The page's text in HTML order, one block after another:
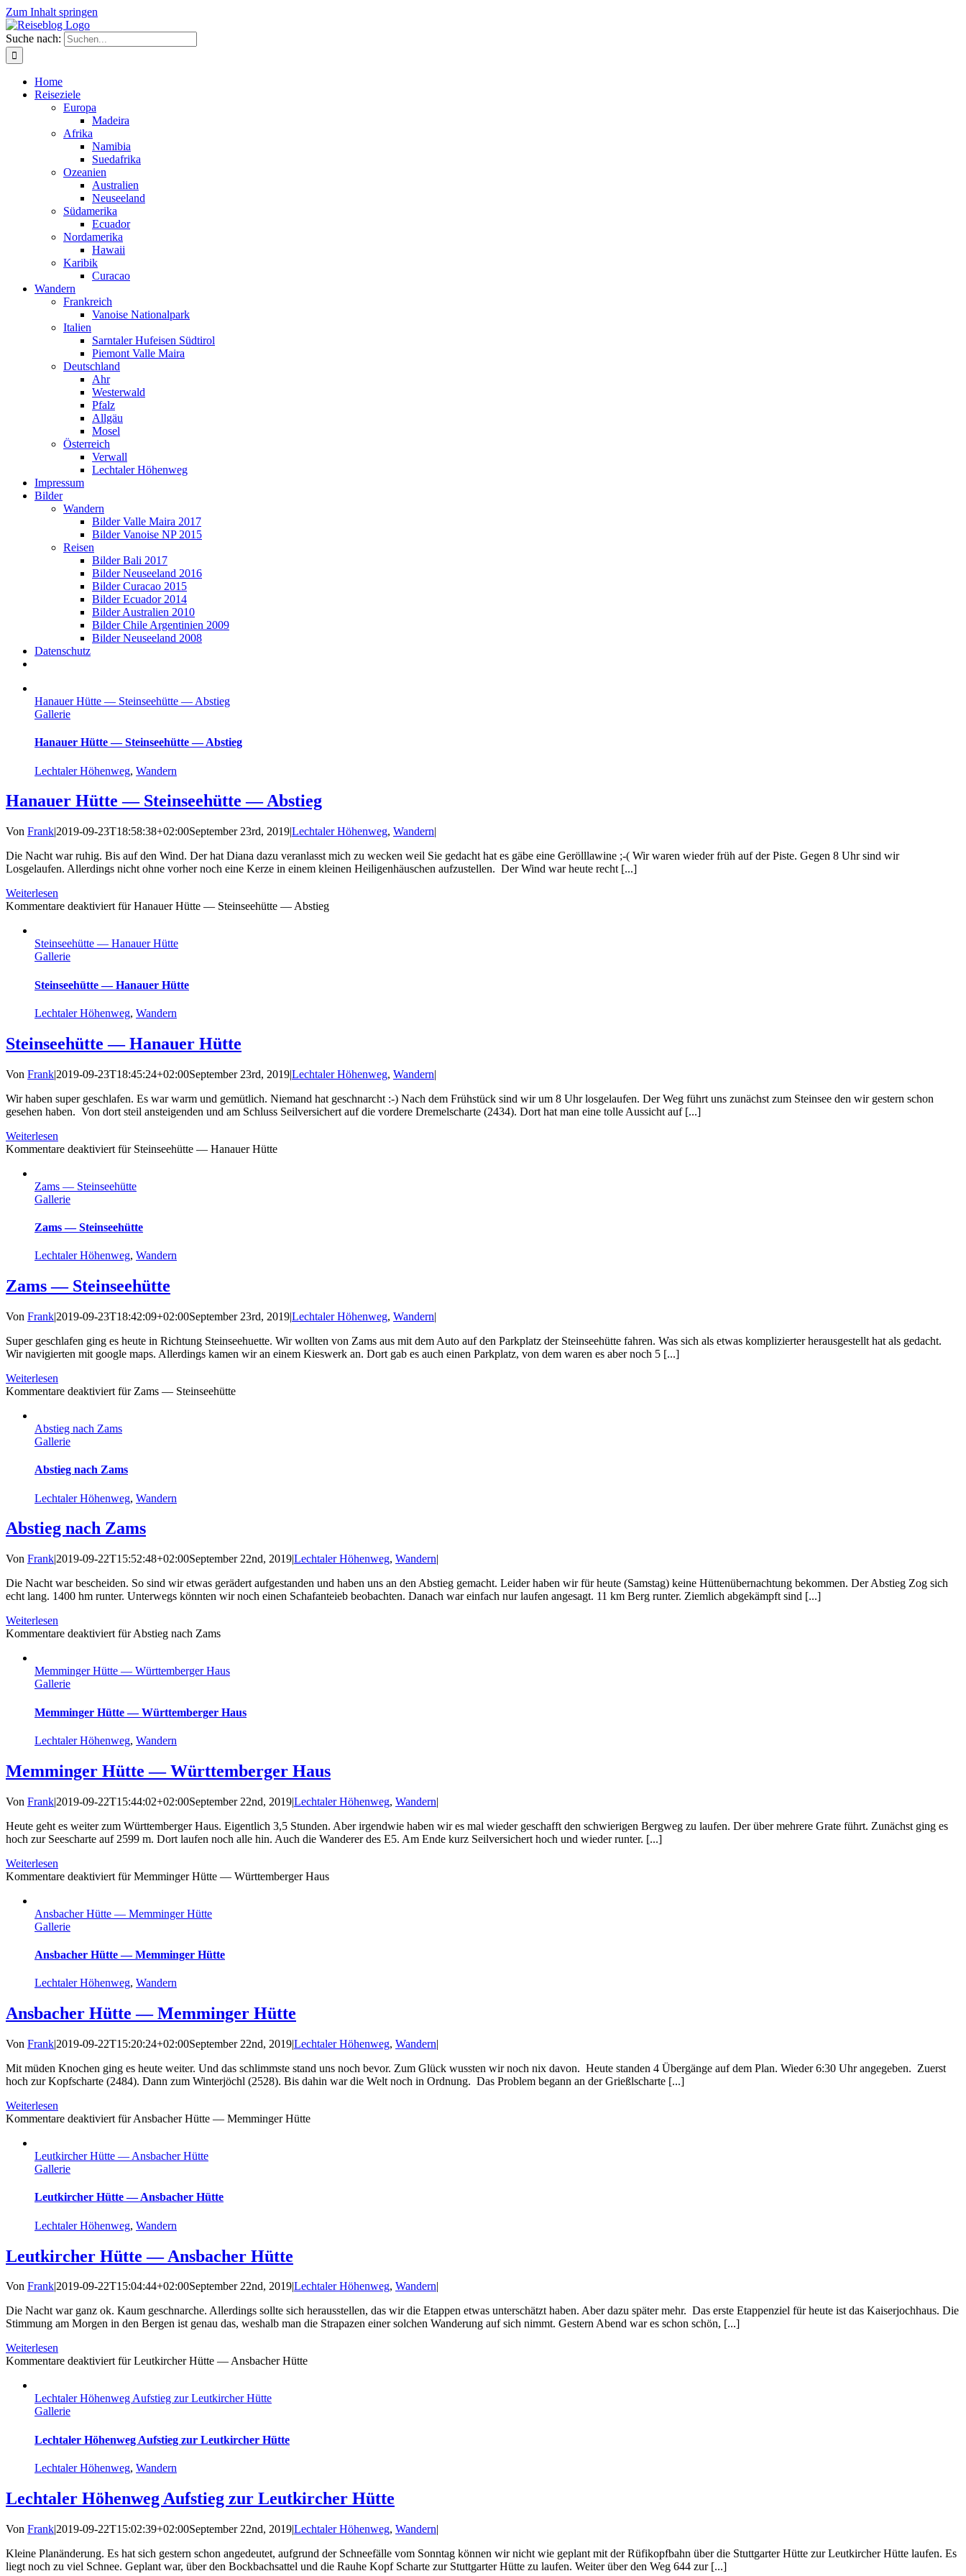
Zum Inhalt springen
Suche nach:
Home
Reiseziele
Europa
Madeira
Afrika
Namibia
Suedafrika
Ozeanien
Australien
Neuseeland
Südamerika
Ecuador
Nordamerika
Hawaii
Karibik
Curacao
Wandern
Frankreich
Vanoise Nationalpark
Italien
Sarntaler Hufeisen Südtirol
Piemont Valle Maira
Deutschland
Ahr
Westerwald
Pfalz
Allgäu
Mosel
Österreich
Verwall
Lechtaler Höhenweg
Impressum
Bilder
Wandern
Bilder Valle Maira 2017
Bilder Vanoise NP 2015
Reisen
Bilder Bali 2017
Bilder Neuseeland 2016
Bilder Curacao 2015
Bilder Ecuador 2014
Bilder Australien 2010
Bilder Chile Argentinien 2009
Bilder Neuseeland 2008
Datenschutz
Hanauer Hütte — Steinseehütte — Abstieg
Gallerie
Hanauer Hütte — Steinseehütte — Abstieg
Lechtaler Höhenweg, Wandern
Hanauer Hütte — Steinseehütte — Abstieg
Von Frank|2019-09-23T18:58:38+02:00September 23rd, 2019|Lechtaler Höhenweg, Wandern|
Die Nacht war ruhig. Bis auf den Wind. Der hat Diana dazu veranlasst mich zu wecken weil Sie gedacht hat es gäbe eine Gerölllawine ;-( Wir waren wieder früh auf der Piste. Gegen 8 Uhr sind wir
Losgelaufen. Allerdings nicht ohne vorher noch eine Kerze in einem kleinen Heiligenhäuschen aufzustellen. Der Wind war heute recht [...]
Weiterlesen
Kommentare deaktiviert für Hanauer Hütte — Steinseehütte — Abstieg
Steinseehütte — Hanauer Hütte
Gallerie
Steinseehütte — Hanauer Hütte
Lechtaler Höhenweg, Wandern
Steinseehütte — Hanauer Hütte
Von Frank|2019-09-23T18:45:24+02:00September 23rd, 2019|Lechtaler Höhenweg, Wandern|
Wir haben super geschlafen. Es war warm und gemütlich. Niemand hat geschnarcht :-) Nach dem Frühstück sind wir um 8 Uhr losgelaufen. Der Weg führt uns zunächst zum Steinsee den wir gestern schon
gesehen haben. Von dort steil ansteigenden und am Schluss Seilversichert auf die vordere Dremelscharte (2434). Dort hat man eine tolle Aussicht auf [...]
Weiterlesen
Kommentare deaktiviert für Steinseehütte — Hanauer Hütte
Zams — Steinseehütte
Gallerie
Zams — Steinseehütte
Lechtaler Höhenweg, Wandern
Zams — Steinseehütte
Von Frank|2019-09-23T18:42:09+02:00September 23rd, 2019|Lechtaler Höhenweg, Wandern|
Super geschlafen ging es heute in Richtung Steinseehuette. Wir wollten von Zams aus mit dem Auto auf den Parkplatz der Steinseehütte fahren. Was sich als etwas komplizierter herausgestellt hat als gedacht.
Wir navigierten mit google maps. Allerdings kamen wir an einem Kieswerk an. Dort gab es auch einen Parkplatz, von dem waren es aber noch 5 [...]
Weiterlesen
Kommentare deaktiviert für Zams — Steinseehütte
Abstieg nach Zams
Gallerie
Abstieg nach Zams
Lechtaler Höhenweg, Wandern
Abstieg nach Zams
Von Frank|2019-09-22T15:52:48+02:00September 22nd, 2019|Lechtaler Höhenweg, Wandern|
Die Nacht war bescheiden. So sind wir etwas gerädert aufgestanden und haben uns an den Abstieg gemacht. Leider haben wir für heute (Samstag) keine Hüttenübernachtung bekommen. Der Abstieg Zog sich
echt lang. 1400 hm runter. Unterwegs könnten wir noch einen Schafanteieb beobachten. Danach war einfach nur laufen angesagt. 11 km Berg runter. Ziemlich abgekämpft sind [...]
Weiterlesen
Kommentare deaktiviert für Abstieg nach Zams
Memminger Hütte — Württemberger Haus
Gallerie
Memminger Hütte — Württemberger Haus
Lechtaler Höhenweg, Wandern
Memminger Hütte — Württemberger Haus
Von Frank|2019-09-22T15:44:02+02:00September 22nd, 2019|Lechtaler Höhenweg, Wandern|
Heute geht es weiter zum Württemberger Haus. Eigentlich 3,5 Stunden. Aber irgendwie haben wir es mal wieder geschafft den schwierigen Bergweg zu laufen. Der über mehrere Grate führt. Zunächst ging es
hoch zur Seescharte auf 2599 m. Dort laufen noch alle hin. Auch die Wanderer des E5. Am Ende kurz Seilversichert hoch und wieder runter. [...]
Weiterlesen
Kommentare deaktiviert für Memminger Hütte — Württemberger Haus
Ansbacher Hütte — Memminger Hütte
Gallerie
Ansbacher Hütte — Memminger Hütte
Lechtaler Höhenweg, Wandern
Ansbacher Hütte — Memminger Hütte
Von Frank|2019-09-22T15:20:24+02:00September 22nd, 2019|Lechtaler Höhenweg, Wandern|
Mit müden Knochen ging es heute weiter. Und das schlimmste stand uns noch bevor. Zum Glück wussten wir noch nix davon. Heute standen 4 Übergänge auf dem Plan. Wieder 6:30 Uhr angegeben. Zuerst
hoch zur Kopfscharte (2484). Dann zum Winterjöchl (2528). Bis dahin war die Welt noch in Ordnung. Das Problem begann an der Grießlscharte [...]
Weiterlesen
Kommentare deaktiviert für Ansbacher Hütte — Memminger Hütte
Leutkircher Hütte — Ansbacher Hütte
Gallerie
Leutkircher Hütte — Ansbacher Hütte
Lechtaler Höhenweg, Wandern
Leutkircher Hütte — Ansbacher Hütte
Von Frank|2019-09-22T15:04:44+02:00September 22nd, 2019|Lechtaler Höhenweg, Wandern|
Die Nacht war ganz ok. Kaum geschnarche. Allerdings sollte sich herausstellen, das wir die Etappen etwas unterschätzt haben. Aber dazu später mehr. Das erste Etappenziel für heute ist das Kaiserjochhaus. Die
Stimmung am Morgen in den Bergen ist genau das, weshalb man die Strapazen einer solchen Wanderung auf sich nimmt. Gestern Abend war es schon schön, [...]
Weiterlesen
Kommentare deaktiviertfür Leutkircher Hütte — Ansbacher Hütte
Lechtaler Höhenweg Aufstieg zur Leutkircher Hütte
Gallerie
Lechtaler Höhenweg Aufstieg zur Leutkircher Hütte
Lechtaler Höhenweg, Wandern
Lechtaler Höhenweg Aufstieg zur Leutkircher Hütte
Von Frank|2019-09-22T15:02:39+02:00September 22nd, 2019|Lechtaler Höhenweg, Wandern|
Kleine Planänderung. Es hat sich gestern schon angedeutet, aufgrund der Schneefälle vom Sonntag können wir nicht wie geplant mit der Rüfikopfbahn über die Stuttgarter Hütte zur Leutkircher Hütte laufen. Es
liegt noch zu viel Schnee. Geplant war, über den Bockbachsattel und die Rauhe Kopf Scharte zur Stuttgarter Hütte zu laufen. Weiter über den Weg 644 zur [...]